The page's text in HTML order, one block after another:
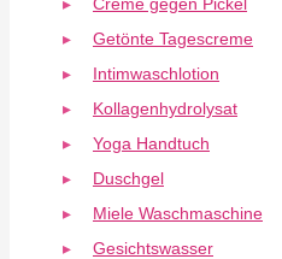
Getönte Tagescreme
Intimwaschlotion
Kollagenhydrolysat
Yoga Handtuch
Duschgel
Miele Waschmaschine
Gesichtswasser